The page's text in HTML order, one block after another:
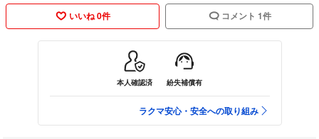
いいね 0件 コメント 1件
本人確認済 紛失補償有
ラクマ安心・安全への取り組み